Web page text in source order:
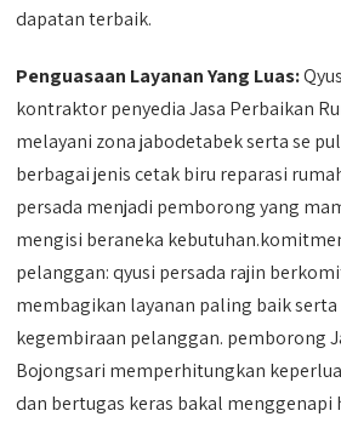
dapatan terbaik.
Penguasaan Layanan Yang Luas:
kontraktor penyedia Jasa Perbaikan
melayani zona jabodetabek serta se
berbagai jenis cetak biru reparasi
persada menjadi pemborong yang
mengisi beraneka
pelanggan: qyusi persada rajin
membagikan layanan paling baik
kegembiraan pelanggan. pemborong
Bojongsari memperhitungkan
dan bertugas keras bakal menggenapi